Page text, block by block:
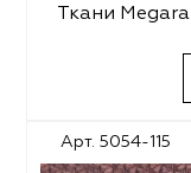
Ткани Megara
Арт. 5054-115